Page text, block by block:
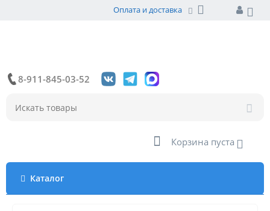
Оплата и доставка
8-911-845-03-52
Корзина пуста
Каталог